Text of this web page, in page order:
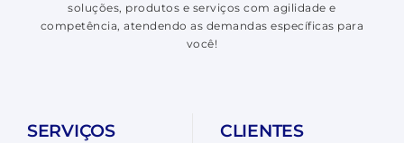
soluções, produtos e serviços com agilidade e
competência, atendendo as demandas específicas para
você!
SERVIÇOS CLIENTES